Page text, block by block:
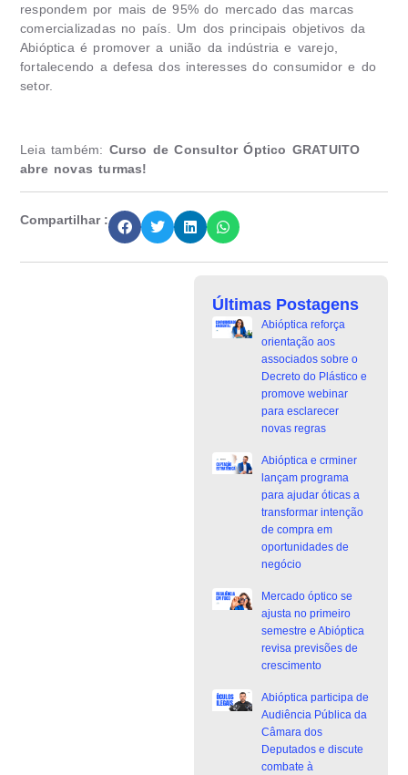
respondem por mais de 95% do mercado das marcas
comercializadas no país. Um dos principais objetivos da
Abióptica é promover a união da indústria e varejo,
fortalecendo a defesa dos interesses do consumidor e do
setor.
Leia também: Curso de Consultor Óptico GRATUITO
abre novas turmas!
Compartilhar :
Últimas Postagens
Abióptica reforça
orientação aos
associados sobre o
Decreto do Plástico e
promove webinar
para esclarecer
novas regras
Abióptica e crminer
lançam programa
para ajudar óticas a
transformar intenção
de compra em
oportunidades de
negócio
Mercado óptico se
ajusta no primeiro
semestre e Abióptica
revisa previsões de
crescimento
Abióptica participa de
Audiência Pública da
Câmara dos
Deputados e discute
combate à